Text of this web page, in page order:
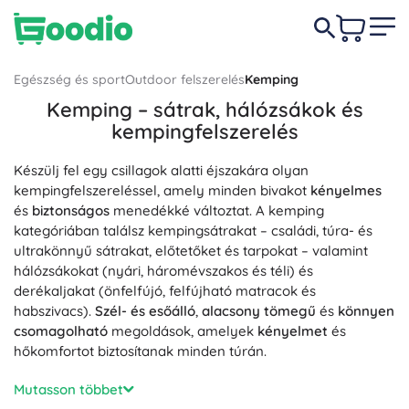
Egészség és sportOutdoor felszerelésKemping
Kemping – sátrak, hálózsákok és
kempingfelszerelés
Készülj fel egy csillagok alatti éjszakára olyan
kempingfelszereléssel, amely minden bivakot kényelmes
és biztonságos menedékké változtat. A kemping
kategóriában találsz kempingsátrakat – családi, túra- és
ultrakönnyű sátrakat, előtetőket és tarpokat – valamint
hálózsákokat (nyári, háromévszakos és téli) és
derékaljakat (önfelfújó, felfújható matracok és
habszivacs). Szél- és esőálló, alacsony tömegű és könnyen
csomagolható megoldások, amelyek kényelmet és
hőkomfortot biztosítanak minden túrán.
A kempingezéshez szükséges outdoor felszerelést
túrafőzők (gáz-, benzin- és szeszfőzők), gázpatronok,
Mutasson többet